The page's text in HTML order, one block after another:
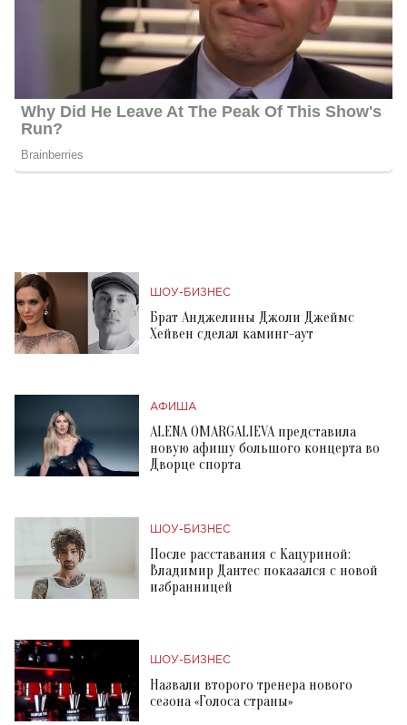
ШОУ-БИЗНЕС
Брат Анджелины Джоли Джеймс
Хейвен сделал каминг-аут
АФИША
ALENA OMARGALIEVA представила
новую афишу большого концерта во
Дворце спорта
ШОУ-БИЗНЕС
После расставания с Кацуриной:
Владимир Дантес показался с новой
избранницей
ШОУ-БИЗНЕС
Назвали второго тренера нового
сезона «Голоса страны»